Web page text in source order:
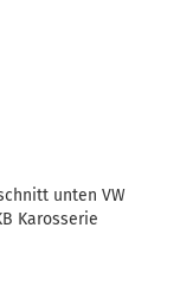
unten VW
Karosserie